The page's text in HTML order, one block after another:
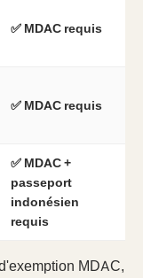
✅ MDAC requis
✅ MDAC requis
✅ MDAC +
passeport
indonésien
requis
MDAC,